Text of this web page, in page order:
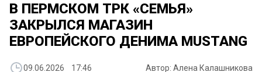
В ПЕРМСКОМ ТРК «СЕМЬЯ»
ЗАКРЫЛСЯ МАГАЗИН
ЕВРОПЕЙСКОГО ДЕНИМА MUSTANG
09.06.2026 17:46 Автор: Алена Калашникова